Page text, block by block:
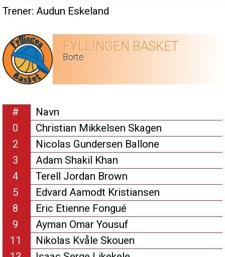
Trener: Audun Eskeland
FYLLINGEN BASKET
Borte
#
Navn
0
Christian Mikkelsen Skagen
2
Nicolas Gundersen Ballone
3
Adam Shakil Khan
4
Terell Jordan Brown
5
Edvard Aamodt Kristiansen
8
Eric Etienne Fongué
9
Ayman Omar Yousuf
11
Nikolas Kvåle Skouen